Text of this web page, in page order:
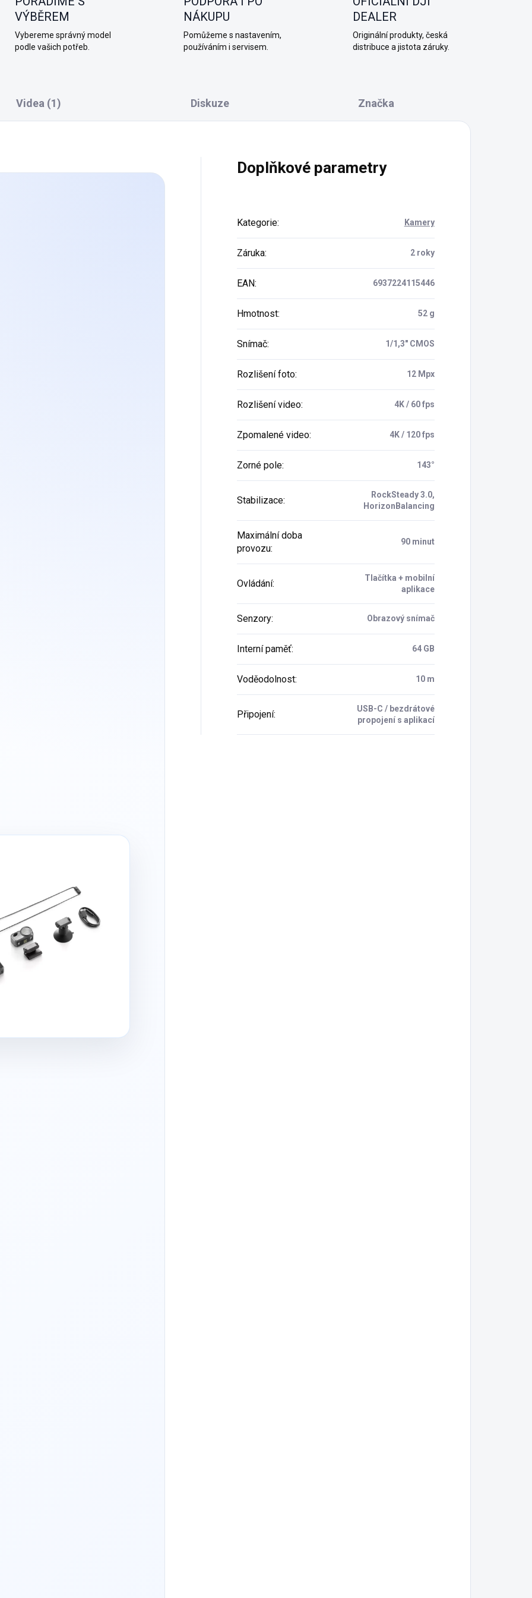
VÝBĚREM
Vybereme správný model
podle vašich potřeb.
NÁKUPU
Pomůžeme s nastavením,
používáním i servisem.
DEALER
Originální produkty, česká
distribuce a jistota záruky.
Videa (1) Diskuze Značka
Doplňkové parametry
Kategorie: Kamery
Záruka: 2 roky
EAN: 6937224115446
Hmotnost: 52 g
Snímač: 1/1,3" CMOS
Rozlišení foto: 12 Mpx
Rozlišení video: 4K / 60 fps
Zpomalené video: 4K / 120 fps
Zorné pole: 143°
Stabilizace:
RockSteady 3.0,
HorizonBalancing
Maximální doba
provozu:
90 minut
Ovládání:
Tlačítka + mobilní
aplikace
Senzory: Obrazový snímač
Interní paměť: 64 GB
Voděodolnost: 10 m
Připojení:
USB-C / bezdrátové
propojení s aplikací